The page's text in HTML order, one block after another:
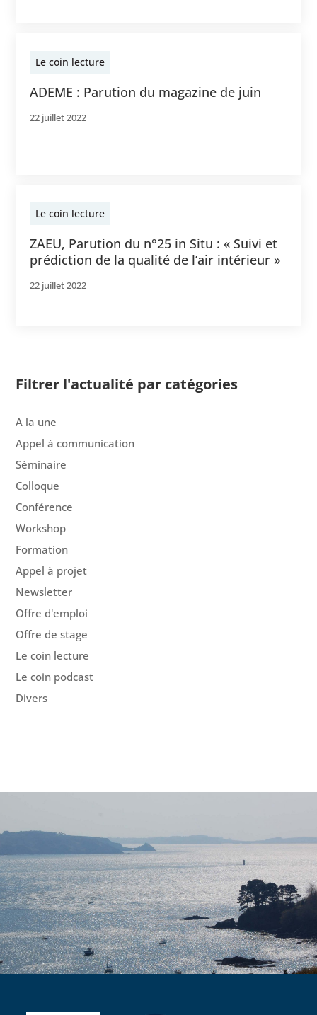
Le coin lecture
ADEME : Parution du magazine de juin
22 juillet 2022
Le coin lecture
ZAEU, Parution du n°25 in Situ : « Suivi et
prédiction de la qualité de l’air intérieur »
22 juillet 2022
Filtrer l'actualité par catégories
A la une
Appel à communication
Séminaire
Colloque
Conférence
Workshop
Formation
Appel à projet
Newsletter
Offre d'emploi
Offre de stage
Le coin lecture
Le coin podcast
Divers